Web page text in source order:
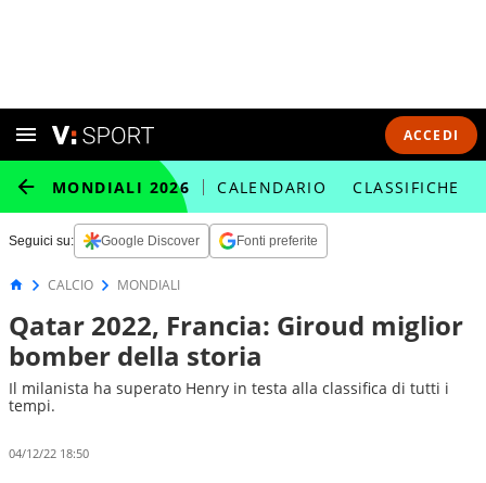
ACCEDI
MONDIALI 2026 CALENDARIO CLASSIFICHE
Seguici su: Google Discover Fonti preferite
CALCIO MONDIALI
Qatar 2022, Francia: Giroud miglior
bomber della storia
Il milanista ha superato Henry in testa alla classifica di tutti i
tempi.
04/12/22 18:50